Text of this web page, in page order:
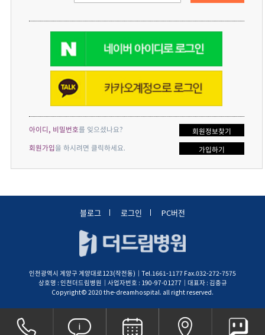
아이디, 비밀번호를 잊으셨나요?
회원정보찾기
회원가입을 하시려면 클릭하세요. 가입하기
블로그 로그인 PC버전
인천광역시 계양구 계양대로123(작전동)│Tel.1661-1177 Fax.032-272-7575
상호명 : 인천더드림병원│사업자번호 : 190-97-01277│대표자 : 김충규
Copyright© 2020 the-dreamhospital. all right reserved.